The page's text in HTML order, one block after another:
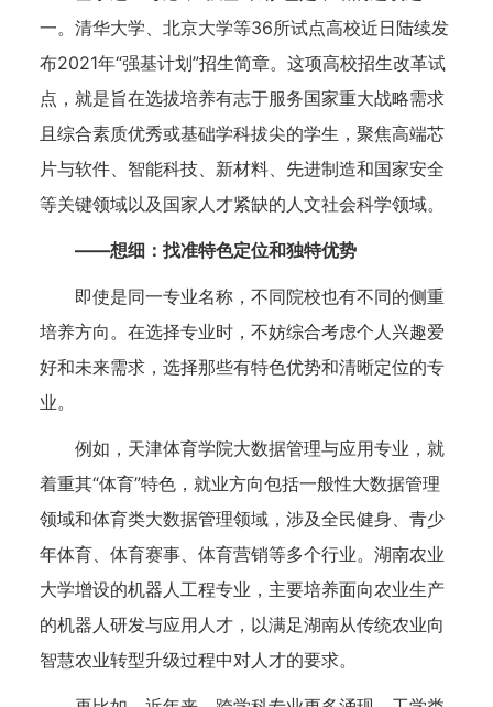
一。清华大学、北京大学等36所试点高校近日陆续发
布2021年“强基计划”招生简章。这项高校招生改革试
点，就是旨在选拔培养有志于服务国家重大战略需求
且综合素质优秀或基础学科拔尖的学生，聚焦高端芯
片与软件、智能科技、新材料、先进制造和国家安全
等关键领域以及国家人才紧缺的人文社会科学领域。
——想细：找准特色定位和独特优势
即使是同一专业名称，不同院校也有不同的侧重
培养方向。在选择专业时，不妨综合考虑个人兴趣爱
好和未来需求，选择那些有特色优势和清晰定位的专
业。
例如，天津体育学院大数据管理与应用专业，就
着重其“体育”特色，就业方向包括一般性大数据管理
领域和体育类大数据管理领域，涉及全民健身、青少
年体育、体育赛事、体育营销等多个行业。湖南农业
大学增设的机器人工程专业，主要培养面向农业生产
的机器人研发与应用人才，以满足湖南从传统农业向
智慧农业转型升级过程中对人才的要求。